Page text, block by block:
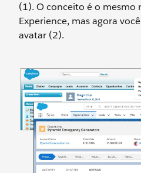
(1). O conceito é o mesmo
Experience, mas agora
avatar (2).